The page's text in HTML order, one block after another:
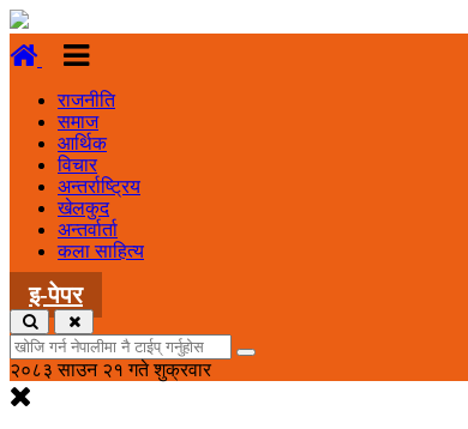
राजनीति
समाज
आर्थिक
विचार
अन्तर्राष्ट्रिय
खेलकुद
अन्तर्वार्ता
कला साहित्य
इ-पेपर
२०८३ साउन २१ गते शुक्रवार